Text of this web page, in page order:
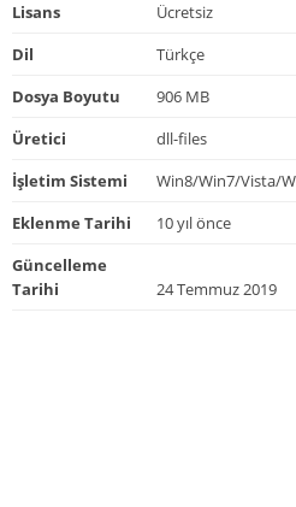
Lisans
Ücretsiz
Dil
Türkçe
Dosya Boyutu
906 MB
Üretici
dll-files
İşletim Sistemi
Win8/Win7/Vista/
Eklenme Tarihi
10 yıl önce
Güncelleme
Tarihi
24 Temmuz 2019